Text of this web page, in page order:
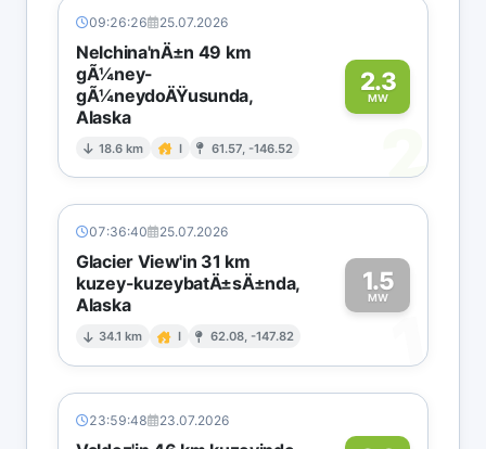
09:26:26 25.07.2026
Nelchina'nÄ±n 49 km
gÃ¼ney-
gÃ¼neydoÄŸusunda,
Alaska
18.6 km I 61.57, -146.52
2.3
MW
2
07:36:40 25.07.2026
Glacier View'in 31 km
kuzey-kuzeybatÄ±sÄ±nda,
Alaska
34.1 km I 62.08, -147.82
1.5
MW
1
23:59:48 23.07.2026